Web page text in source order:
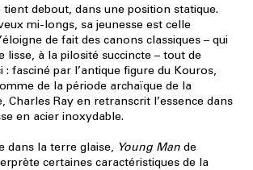
debout, dans une position statique.
mi-longs, sa jeunesse est celle
de fait des canons classiques – qui
lisse, à la pilosité succincte – tout de
: fasciné par l’antique figure du Kouros,
de la période archaïque de la
Charles Ray en retranscrit l’essence dans
en acier inoxydable.
dans la terre glaise, Young Man de
certaines caractéristiques de la